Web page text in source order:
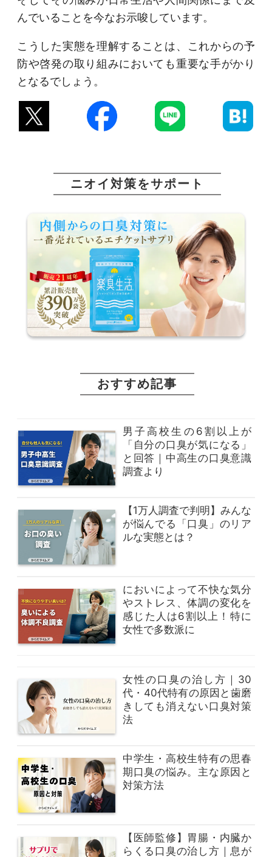
んでいることを今なお示唆しています。
こうした実態を理解することは、これからの予
防や啓発の取り組みにおいても重要な手がかり
となるでしょう。
ニオイ対策をサポート
おすすめ記事
男子高校生の6割以上が
「自分の口臭が気になる」
と回答｜中高生の口臭意識
調査より
【1万人調査で判明】みんな
が悩んでる「口臭」のリア
ルな実態とは？
においによって不快な気分
やストレス、体調の変化を
感じた人は6割以上！特に
女性で多数派に
女性の口臭の治し方｜30
代・40代特有の原因と歯磨
きしても消えない口臭対策
法
中学生・高校生特有の思春
期口臭の悩み。主な原因と
対策方法
【医師監修】胃腸・内臓か
らくる口臭の治し方｜息が